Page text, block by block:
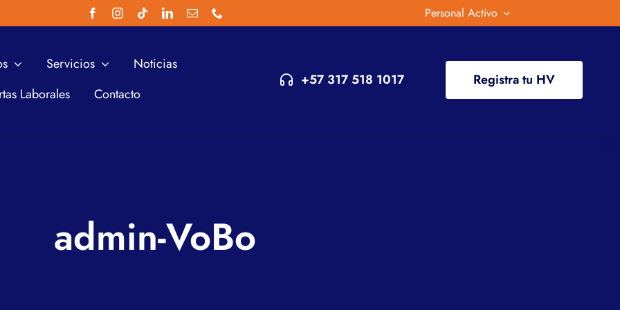
Personal Activo
Servicios
Noticias
Laborales
Contacto
+57 317 518 1017 Registra tu HV
admin-VoBo